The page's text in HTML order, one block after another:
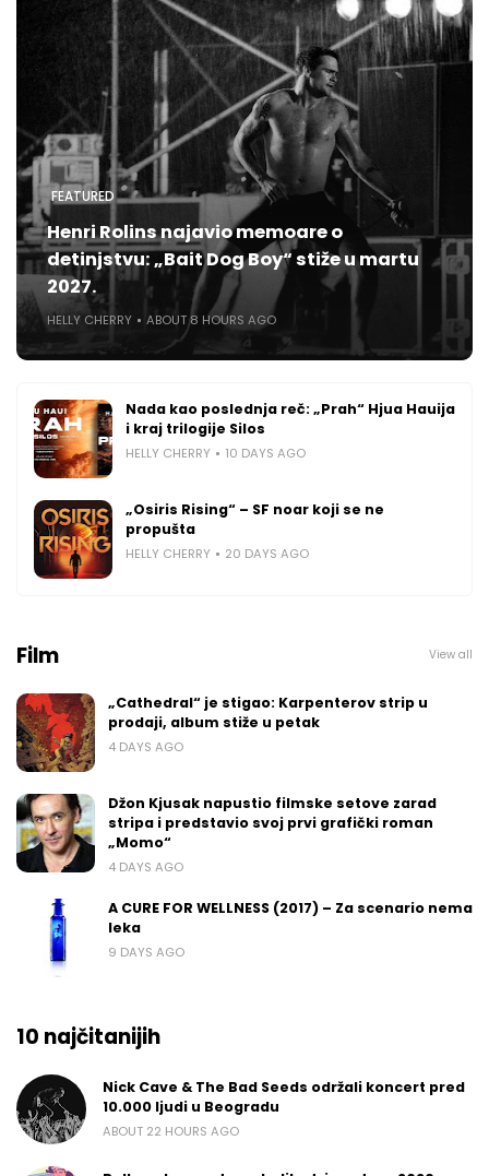
FEATURED
Henri Rolins najavio memoare o
detinjstvu: „Bait Dog Boy“ stiže u martu
2027.
HELLY CHERRY ABOUT 8 HOURS AGO
Nada kao poslednja reč: „Prah“ Hjua Hauija
i kraj trilogije Silos
HELLY CHERRY 10 DAYS AGO
„Osiris Rising“ – SF noar koji se ne
propušta
HELLY CHERRY 20 DAYS AGO
Film View all
„Cathedral“ je stigao: Karpenterov strip u
prodaji, album stiže u petak
4 DAYS AGO
Džon Kjusak napustio filmske setove zarad
stripa i predstavio svoj prvi grafički roman
„Momo“
4 DAYS AGO
A CURE FOR WELLNESS (2017) – Za scenario nema
leka
9 DAYS AGO
10 najčitanijih
Nick Cave & The Bad Seeds održali koncert pred
10.000 ljudi u Beogradu
ABOUT 22 HOURS AGO